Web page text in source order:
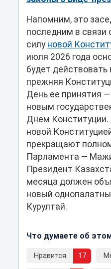
Напомним, это
последним в связи
силу новой
июля 2026 года
будет действовать
прежняя
День ее принятия
новым
Днем Конституции.
новой
прекращают
Парламента —
Президент
месяца должен
новый
Курултай.
Что думаете об
Нравится 17